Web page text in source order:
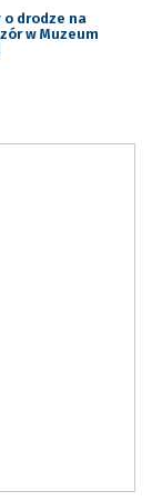
o drodze na
w Muzeum